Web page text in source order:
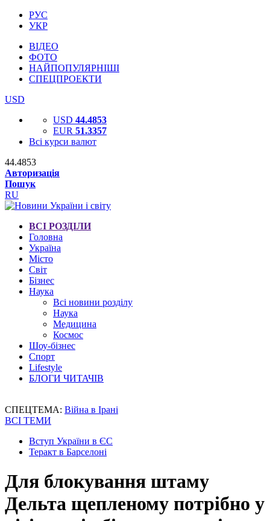
РУС
УКР
ВІДЕО
ФОТО
НАЙПОПУЛЯРНІШІ
СПЕЦПРОЕКТИ
USD
USD 44.4853
EUR 51.3357
Всі курси валют
44.4853
Авторизація
Пошук
RU
ВСІ РОЗДІЛИ
Головна
Україна
Місто
Світ
Бізнес
Наука
Всі новини розділу
Наука
Медицина
Космос
Шоу-бізнес
Спорт
Lifestyle
БЛОГИ ЧИТАЧІВ
СПЕЦТЕМА: Війна в Ірані
ВСІ ТЕМИ
Вступ України в ЄС
Теракт в Барселоні
Для блокування штаму
Дельта щепленому потрібно у